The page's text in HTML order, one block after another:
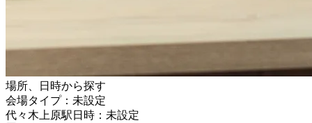
場所、日時から探す
会場タイプ：未設定
代々木上原駅日時：未設定